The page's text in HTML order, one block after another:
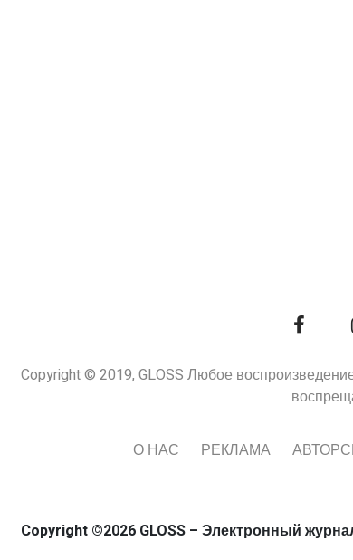
Copyright © 2019, GLOSS Любое
О НАС РЕКЛАМА
Copyright ©2026 GLOSS – Электронный